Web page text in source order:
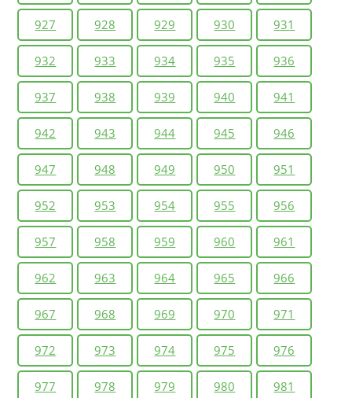
927 928 929 930 931
932 933 934 935 936
937 938 939 940 941
942 943 944 945 946
947 948 949 950 951
952 953 954 955 956
957 958 959 960 961
962 963 964 965 966
967 968 969 970 971
972 973 974 975 976
977 978 979 980 981